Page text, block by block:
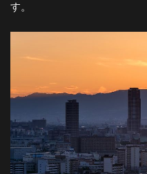
す。